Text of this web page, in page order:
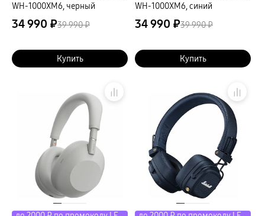
WH-1000XM6, черный
34 990 ₽39 990 ₽
Купить
WH-1000XM6, синий
34 990 ₽39 990 ₽
Купить